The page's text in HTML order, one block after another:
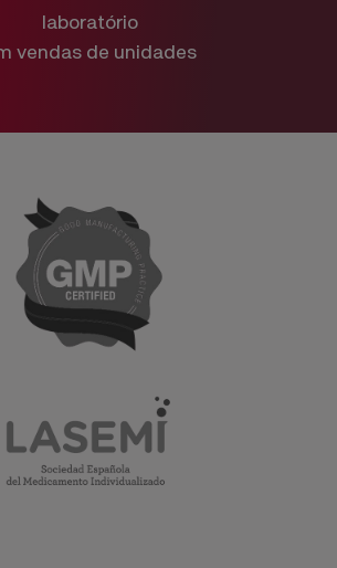
laboratório
vendas de unidades